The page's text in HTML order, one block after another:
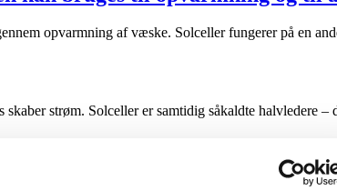
opvarmning af væske. Solceller fungerer på en
strøm. Solceller er samtidig såkaldte halvledere
til vekselstrøm, så den solcelleproducerede